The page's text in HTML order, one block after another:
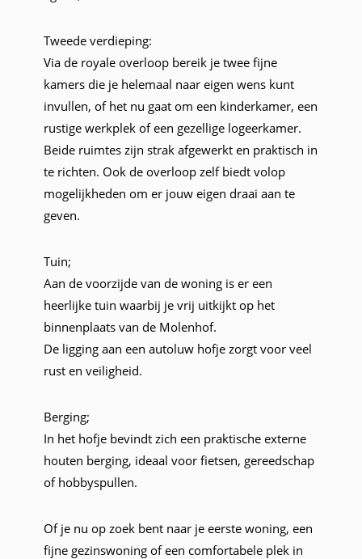
Tweede verdieping:
Via de royale overloop bereik je twee fijne
kamers die je helemaal naar eigen wens kunt
invullen, of het nu gaat om een kinderkamer, een
rustige werkplek of een gezellige logeerkamer.
Beide ruimtes zijn strak afgewerkt en praktisch in
te richten. Ook de overloop zelf biedt volop
mogelijkheden om er jouw eigen draai aan te
geven.
Tuin;
Aan de voorzijde van de woning is er een
heerlijke tuin waarbij je vrij uitkijkt op het
binnenplaats van de Molenhof.
De ligging aan een autoluw hofje zorgt voor veel
rust en veiligheid.
Berging;
In het hofje bevindt zich een praktische externe
houten berging, ideaal voor fietsen, gereedschap
of hobbyspullen.
Of je nu op zoek bent naar je eerste woning, een
fijne gezinswoning of een comfortabele plek in